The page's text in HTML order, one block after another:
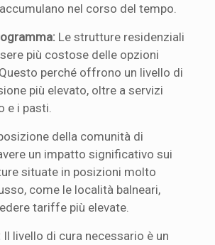
nel corso del tempo.
Le strutture residenziali
più costose delle opzioni
perché offrono un livello di
più elevato, oltre a servizi
e i pasti.
della comunità di
un impatto significativo sui
situate in posizioni molto
come le località balneari,
tariffe più elevate.
Il livello di cura necessario è un